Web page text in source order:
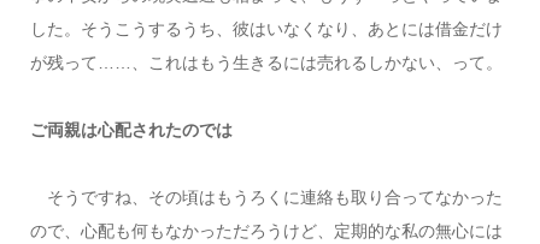
した。そうこうするうち、彼はいなくなり、あとには借金だけ
が残って……、これはもう生きるには売れるしかない、って。
ご両親は心配されたのでは
そうですね、その頃はもうろくに連絡も取り合ってなかった
ので、心配も何もなかっただろうけど、定期的な私の無心には